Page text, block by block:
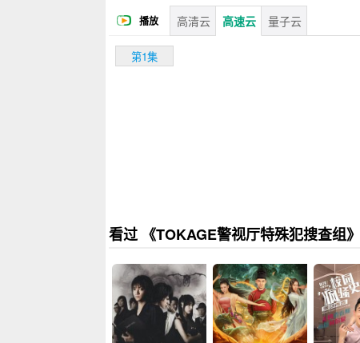
播放 高清云 高速云 量子云
第1集
看过 《TOKAGE警视厅特殊犯搜查组